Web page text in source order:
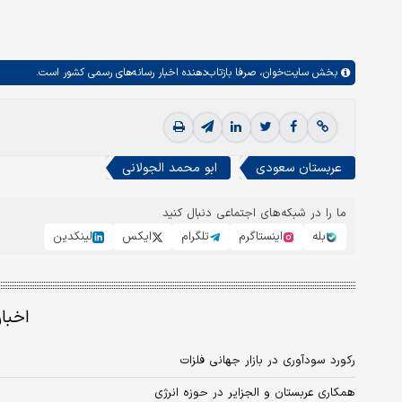
بخش سایت‌خوان، صرفا بازتاب‌دهنده اخبار رسانه‌های رسمی کشور است.
عربستان سعودی ابو محمد الجولانی
ما را در شبکه‌های اجتماعی دنبال کنید
بله
اینستاگرم تلگرام ایکس لینکدین
رکورد سودآوری در بازار جهانی فلزات
همکاری عربستان و الجزایر در حوزه انرژی